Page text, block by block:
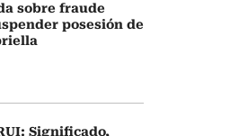
sobre fraude
posesión de
Significado,